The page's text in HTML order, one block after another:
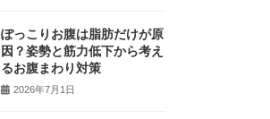
ぽっこりお腹は脂肪だけが原
因？姿勢と筋力低下から考え
るお腹まわり対策
2026年7月1日